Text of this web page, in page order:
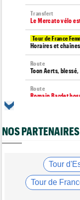
Transfert
Le Mercato vélo
Tour de France
Horaires et
Route
Toon Aerts,
Route
Romain Bardet
Jakobsen y croit
candidater
Tour d'Espagne
Le parcours de la
NOS PARTENAIRES
Tour
Tour de